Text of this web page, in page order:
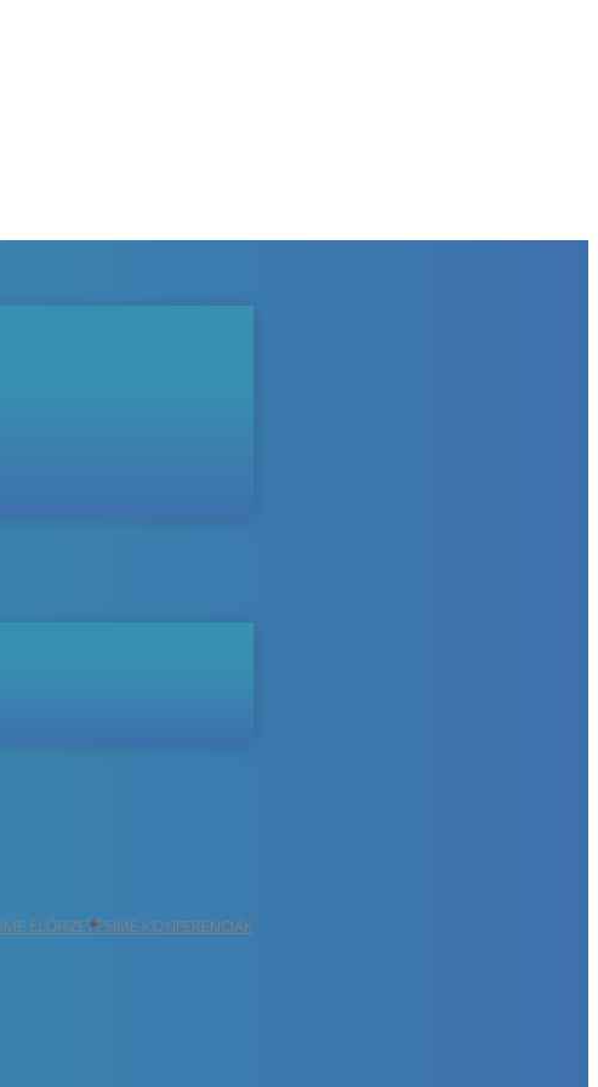
IME ELŐFIZETÉSIME KONFERENCIÁK